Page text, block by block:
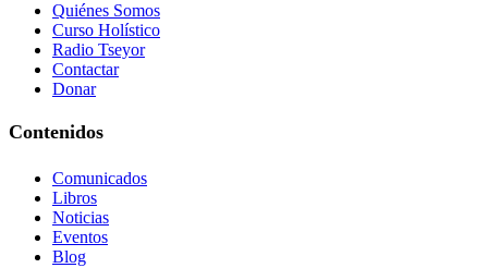
Quiénes Somos
Curso Holístico
Radio Tseyor
Contactar
Donar
Contenidos
Comunicados
Libros
Noticias
Eventos
Blog